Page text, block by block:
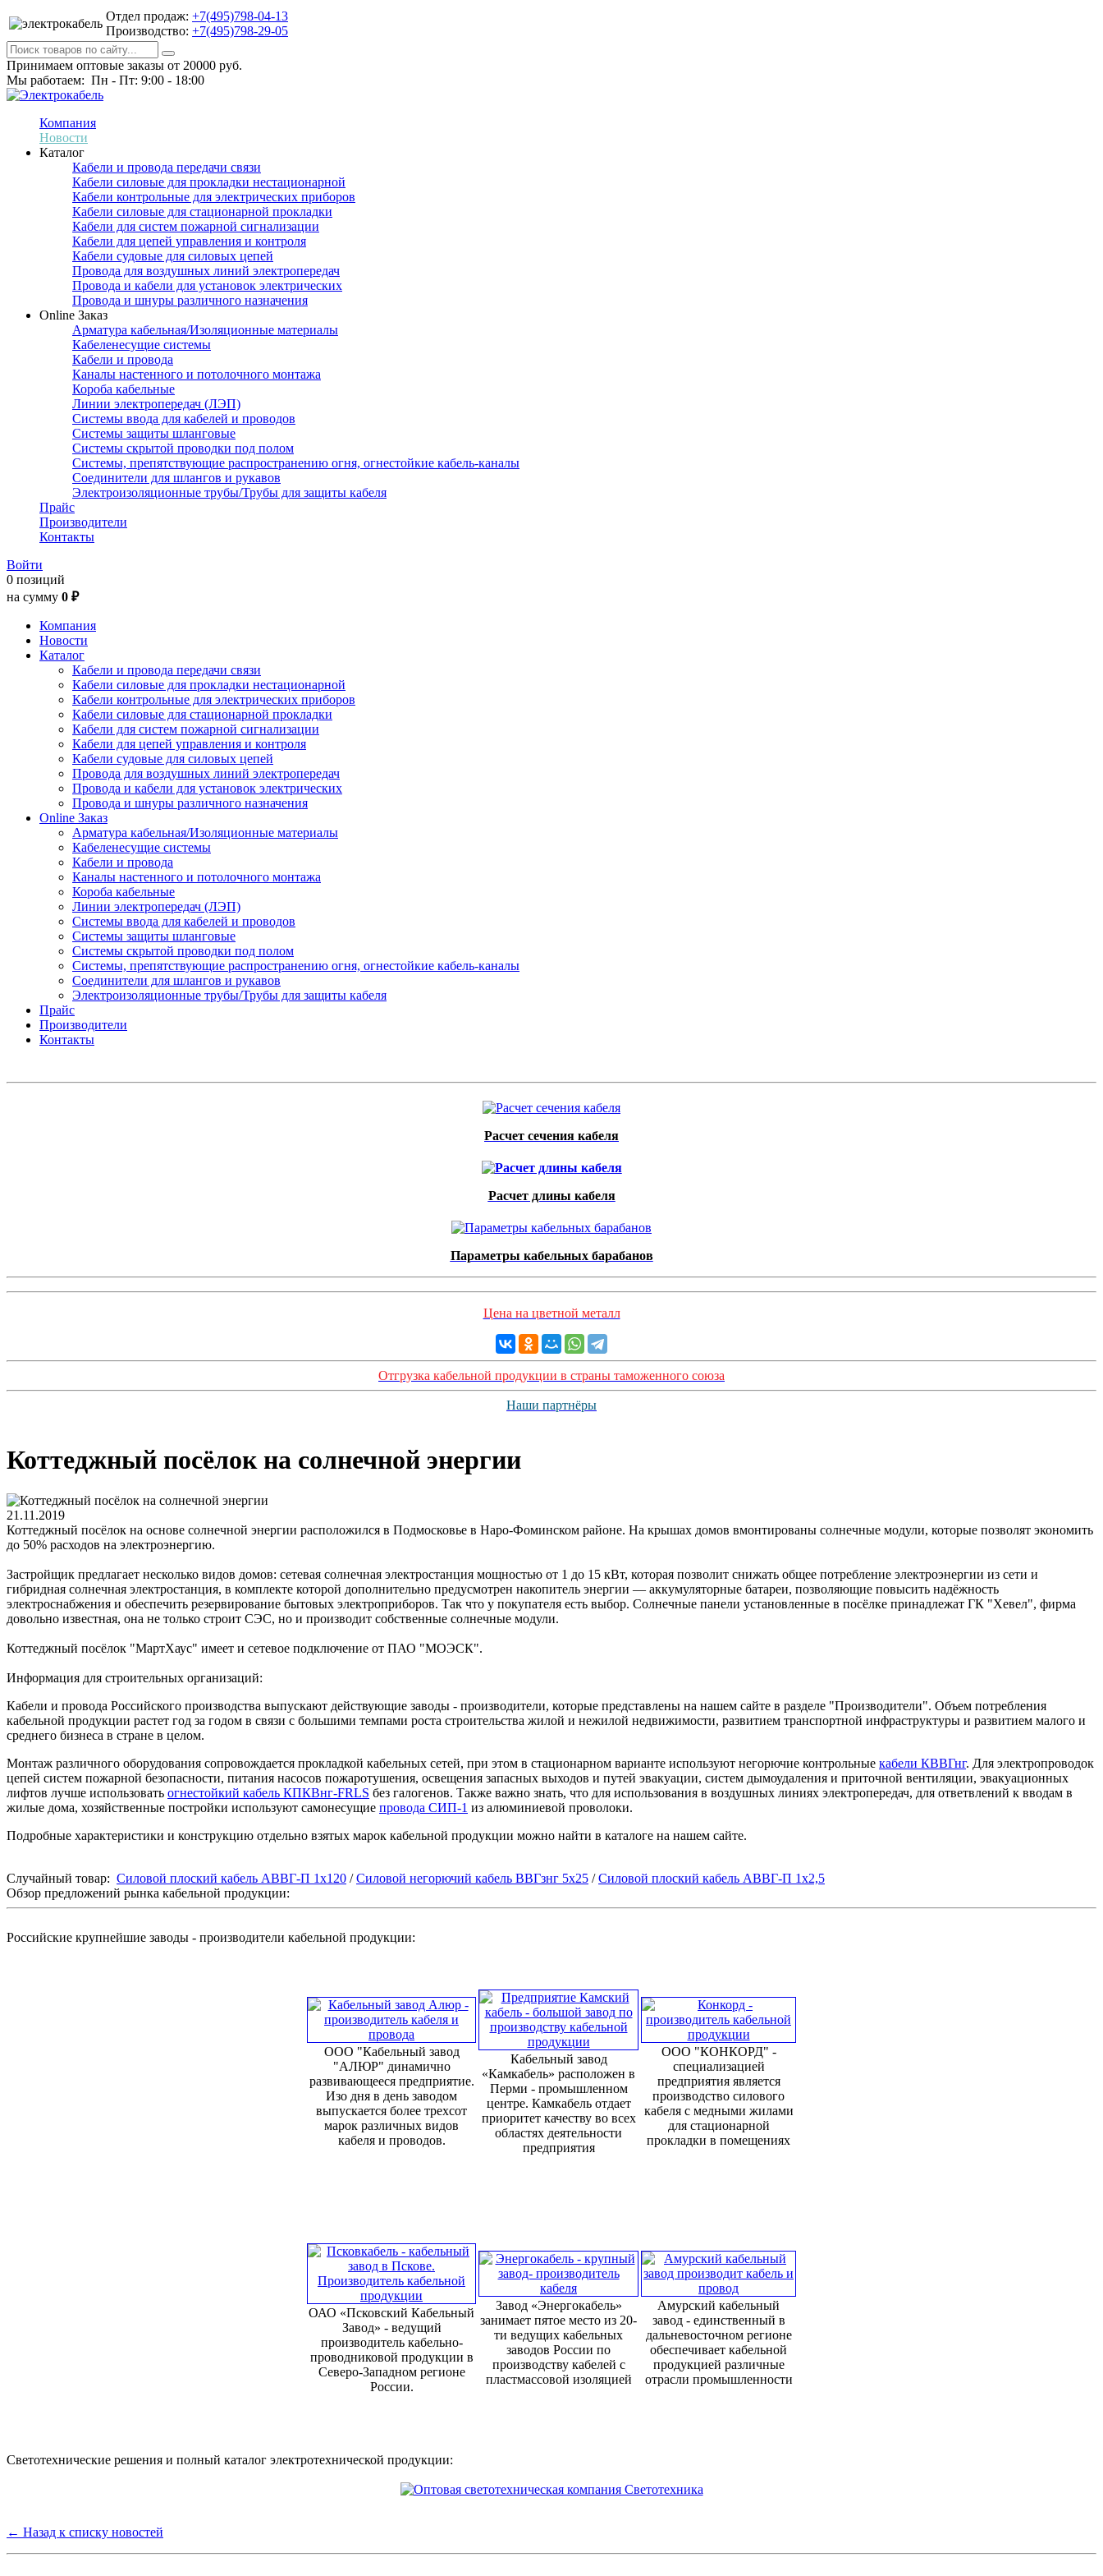
Отдел продаж: +7(495)798-04-13
Производство: +7(495)798-29-05
Принимаем оптовые заказы от 20000 руб.
Мы работаем: Пн - Пт: 9:00 - 18:00
Компания
Новости
Каталог
Кабели и провода передачи связи
Кабели силовые для прокладки нестационарной
Кабели контрольные для электрических приборов
Кабели силовые для стационарной прокладки
Кабели для систем пожарной сигнализации
Кабели для цепей управления и контроля
Кабели судовые для силовых цепей
Провода для воздушных линий электропередач
Провода и кабели для установок электрических
Провода и шнуры различного назначения
Online Заказ
Арматура кабельная/Изоляционные материалы
Кабеленесущие системы
Кабели и провода
Каналы настенного и потолочного монтажа
Короба кабельные
Линии электропередач (ЛЭП)
Системы ввода для кабелей и проводов
Системы защиты шланговые
Системы скрытой проводки под полом
Системы, препятствующие распространению огня, огнестойкие кабель-каналы
Соединители для шлангов и рукавов
Электроизоляционные трубы/Трубы для защиты кабеля
Прайс
Производители
Контакты
Войти
0 позиций
на сумму 0 ₽
Компания
Новости
Каталог
Кабели и провода передачи связи
Кабели силовые для прокладки нестационарной
Кабели контрольные для электрических приборов
Кабели силовые для стационарной прокладки
Кабели для систем пожарной сигнализации
Кабели для цепей управления и контроля
Кабели судовые для силовых цепей
Провода для воздушных линий электропередач
Провода и кабели для установок электрических
Провода и шнуры различного назначения
Online Заказ
Арматура кабельная/Изоляционные материалы
Кабеленесущие системы
Кабели и провода
Каналы настенного и потолочного монтажа
Короба кабельные
Линии электропередач (ЛЭП)
Системы ввода для кабелей и проводов
Системы защиты шланговые
Системы скрытой проводки под полом
Системы, препятствующие распространению огня, огнестойкие кабель-каналы
Соединители для шлангов и рукавов
Электроизоляционные трубы/Трубы для защиты кабеля
Прайс
Производители
Контакты
Расчет сечения кабеля
Расчет длины кабеля
Параметры кабельных барабанов
Цена на цветной металл
Отгрузка кабельной продукции в страны таможенного союза
Наши партнёры
Коттеджный посёлок на солнечной энергии
21.11.2019
Коттеджный посёлок на основе солнечной энергии расположился в Подмосковье в Наро-Фоминском районе. На крышах домов вмонтированы солнечные модули, которые позволят экономить
до 50% расходов на электроэнергию.
Застройщик предлагает несколько видов домов: сетевая солнечная электростанция мощностью от 1 до 15 кВт, которая позволит снижать общее потребление электроэнергии из сети и
гибридная солнечная электростанция, в комплекте которой дополнительно предусмотрен накопитель энергии — аккумуляторные батареи, позволяющие повысить надёжность
электроснабжения и обеспечить резервирование бытовых электроприборов. Так что у покупателя есть выбор. Солнечные панели установленные в посёлке принадлежат ГК "Хевел", фирма
довольно известная, она не только строит СЭС, но и производит собственные солнечные модули.
Коттеджный посёлок "МартХаус" имеет и сетевое подключение от ПАО "МОЭСК".
Информация для строительных организаций:
Кабели и провода Российского производства выпускают действующие заводы - производители, которые представлены на нашем сайте в разделе "Производители". Объем потребления
кабельной продукции растет год за годом в связи с большими темпами роста строительства жилой и нежилой недвижимости, развитием транспортной инфраструктуры и развитием малого и
среднего бизнеса в стране в целом.
Монтаж различного оборудования сопровождается прокладкой кабельных сетей, при этом в стационарном варианте используют негорючие контрольные кабели КВВГнг. Для электропроводок
цепей систем пожарной безопасности, питания насосов пожаротушения, освещения запасных выходов и путей эвакуации, систем дымоудаления и приточной вентиляции, эвакуационных
лифтов лучше использовать огнестойкий кабель КПКВнг-FRLS без галогенов. Также важно знать, что для использования в воздушных линиях электропередач, для ответвлений к вводам в
жилые дома, хозяйственные постройки используют самонесущие провода СИП-1 из алюминиевой проволоки.
Подробные характеристики и конструкцию отдельно взятых марок кабельной продукции можно найти в каталоге на нашем сайте.
Случайный товар: Силовой плоский кабель АВВГ-П 1х120 /Силовой негорючий кабель ВВГзнг 5х25 /Силовой плоский кабель АВВГ-П 1х2,5
Обзор предложений рынка кабельной продукции:
Российские крупнейшие заводы - производители кабельной продукции:
ООО "Кабельный завод
"АЛЮР" динамично
развивающееся предприятие.
Изо дня в день заводом
выпускается более трехсот
марок различных видов
кабеля и проводов.
Кабельный завод
«Камкабель» расположен в
Перми - промышленном
центре. Камкабель отдает
приоритет качеству во всех
областях деятельности
предприятия
ООО "КОНКОРД" -
специализацией
предприятия является
производство силового
кабеля с медными жилами
для стационарной
прокладки в помещениях
ОАО «Псковский Кабельный
Завод» - ведущий
производитель кабельно-
проводниковой продукции в
Северо-Западном регионе
России.
Завод «Энергокабель»
занимает пятое место из 20-
ти ведущих кабельных
заводов России по
производству кабелей с
пластмассовой изоляцией
Амурский кабельный
завод - единственный в
дальневосточном регионе
обеспечивает кабельной
продукцией различные
отрасли промышленности
Светотехнические решения и полный каталог электротехнической продукции:
← Назад к списку новостей